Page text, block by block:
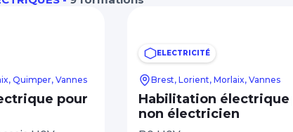
Quimper, Vannes
pour
ELECTRICITÉ
Brest, Lorient, Morlaix, Vannes
Habilitation électrique
non électricien